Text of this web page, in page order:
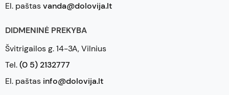
El. paštasvanda@dolovija.lt
DIDMENINĖ PREKYBA
Švitrigailos g. 14-3A, Vilnius
Tel.(0 5) 2132777
El. paštas info@dolovija.lt